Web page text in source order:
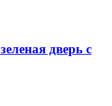
дверь с